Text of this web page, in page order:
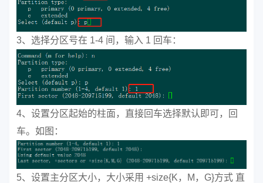
3、选择分区号在 1-4 间，输入 1 回车：
4、设置分区起始的柱面，直接回车选择默认即可，回
车。如图：
5、设置主分区大小，大小采用 +size{K，M，G}方式 直